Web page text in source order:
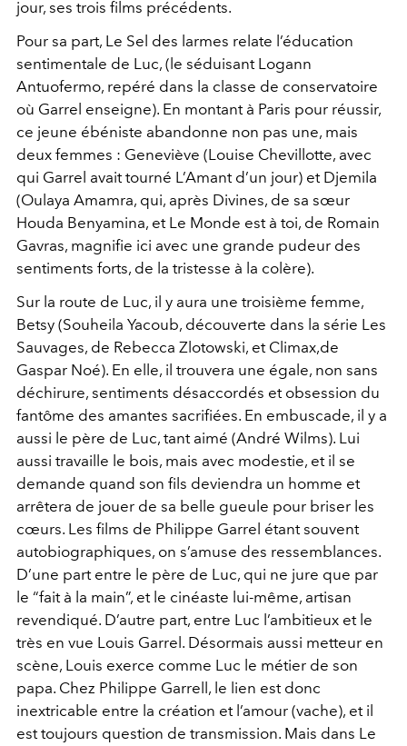
jour, ses trois films précédents.
Pour sa part, Le Sel des larmes relate l’éducation
sentimentale de Luc, (le séduisant Logann
Antuofermo, repéré dans la classe de conservatoire
où Garrel enseigne). En montant à Paris pour réussir,
ce jeune ébéniste abandonne non pas une, mais
deux femmes : Geneviève (Louise Chevillotte, avec
qui Garrel avait tourné L’Amant d’un jour) et Djemila
(Oulaya Amamra, qui, après Divines, de sa sœur
Houda Benyamina, et Le Monde est à toi, de Romain
Gavras, magnifie ici avec une grande pudeur des
sentiments forts, de la tristesse à la colère).
Sur la route de Luc, il y aura une troisième femme,
Betsy (Souheila Yacoub, découverte dans la série Les
Sauvages, de Rebecca Zlotowski, et Climax,de
Gaspar Noé). En elle, il trouvera une égale, non sans
déchirure, sentiments désaccordés et obsession du
fantôme des amantes sacrifiées. En embuscade, il y a
aussi le père de Luc, tant aimé (André Wilms). Lui
aussi travaille le bois, mais avec modestie, et il se
demande quand son fils deviendra un homme et
arrêtera de jouer de sa belle gueule pour briser les
cœurs. Les films de Philippe Garrel étant souvent
autobiographiques, on s’amuse des ressemblances.
D’une part entre le père de Luc, qui ne jure que par
le “fait à la main”, et le cinéaste lui-même, artisan
revendiqué. D’autre part, entre Luc l’ambitieux et le
très en vue Louis Garrel. Désormais aussi metteur en
scène, Louis exerce comme Luc le métier de son
papa. Chez Philippe Garrell, le lien est donc
inextricable entre la création et l’amour (vache), et il
est toujours question de transmission. Mais dans Le